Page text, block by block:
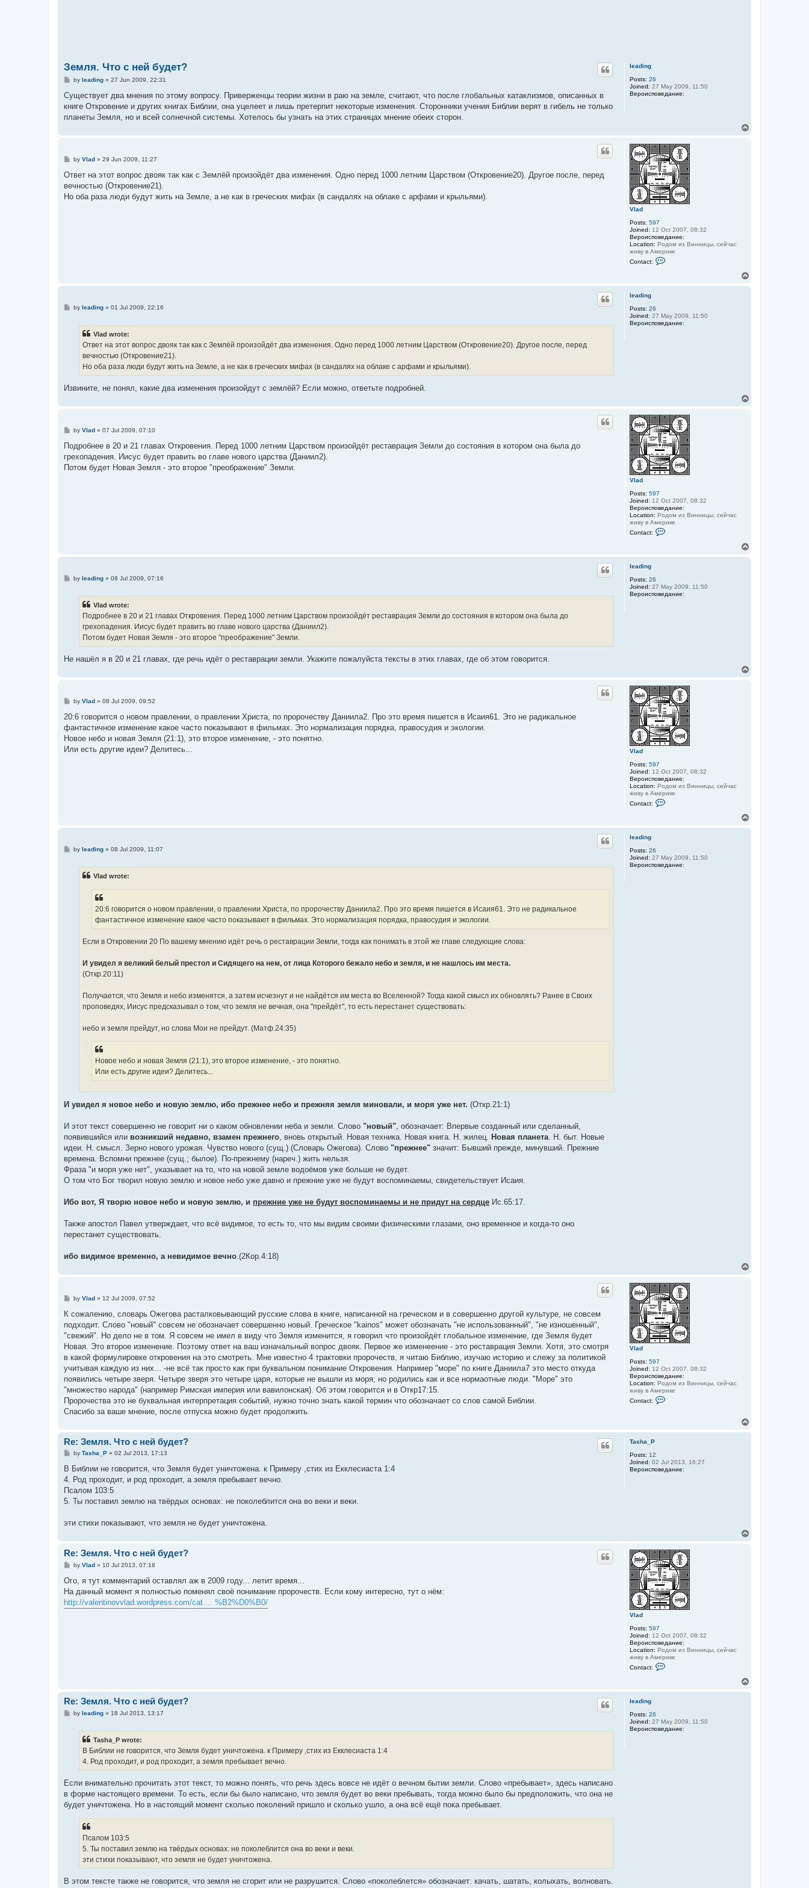
leading
Posts: 26
Joined: 27 May 2009, 11:50
Вероисповедание:
Земля. Что с ней будет?
P
s
t
by leading» 27 Jun 2009, 22:31
Существует два мнения по этому вопросу. Приверженцы теории жизни в раю на земле, считают, что после глобальных катаклизмов, описанных в
книге Откровение и других книгах Библии, она уцелеет и лишь претерпит некоторые изменения. Сторонники учения Библии верят в гибель не только
планеты Земля, но и всей солнечной системы. Хотелось бы узнать на этих страницах мнение обеих сторон.
Vlad
Posts: 597
Joined: 12 Oct 2007, 08:32
Вероисповедание:
Location: Родом из Винницы, сейчас
живу в Америке
Contact:
a
l
a
P
s
by Vlad» 29 Jun 2009, 11:27
Ответ на этот вопрос двояк так как с Землёй произойдёт два изменения. Одно перед 1000 летним Царством (Откровение20). Другое после, перед
вечностью (Откровение21).
Но оба раза люди будут жить на Земле, а не как в греческих мифах (в сандалях на облаке с арфами и крыльями).
leading
Posts: 26
Joined: 27 May 2009, 11:50
Вероисповедание:
Pby leading» 01 Jul 2009, 22:16
Vlad wrote:
Ответ на этот вопрос двояк так как с Землёй произойдёт два изменения. Одно перед 1000 летним Царством (Откровение20). Другое после, перед
вечностью (Откровение21).
Но оба раза люди будут жить на Земле, а не как в греческих мифах (в сандалях на облаке с арфами и крыльями).
Извините, не понял, какие два изменения произойдут с землёй? Если можно, ответьте подробней.
Vlad
Posts: 597
Joined: 12 Oct 2007, 08:32
Вероисповедание:
Location: Родом из Винницы, сейчас
живу в Америке
Contact:
a
l
a
P
s
by Vlad» 07 Jul 2009, 07:10
Подробнее в 20 и 21 главах Откровения. Перед 1000 летним Царством произойдёт реставрация Земли до состояния в котором она была до
грехопадения. Иисус будет править во главе нового царства (Даниил2).
Потом будет Новая Земля - это второе "преображение" Земли.
leading
Posts: 26
Joined: 27 May 2009, 11:50
Вероисповедание:
Pby leading» 08 Jul 2009, 07:16
Vlad wrote:
Подробнее в 20 и 21 главах Откровения. Перед 1000 летним Царством произойдёт реставрация Земли до состояния в котором она была до
грехопадения. Иисус будет править во главе нового царства (Даниил2).
Потом будет Новая Земля - это второе "преображение" Земли.
Не нашёл я в 20 и 21 главах, где речь идёт о реставрации земли. Укажите пожалуйста тексты в этих главах, где об этом говорится.
Vlad
Posts: 597
Joined: 12 Oct 2007, 08:32
Вероисповедание:
Location: Родом из Винницы, сейчас
живу в Америке
Contact:
a
l
a
P
s
by Vlad» 08 Jul 2009, 09:52
20:6 говорится о новом правлении, о правлении Христа, по пророчеству Даниила2. Про это время пишется в Исаия61. Это не радикальное
фантастичное изменение какое часто показывают в фильмах. Это нормализация порядка, правосудия и экологии.
Новое небо и новая Земля (21:1), это второе изменение, - это понятно.
Или есть другие идеи? Делитесь...
leading
Posts: 26
Joined: 27 May 2009, 11:50
Вероисповедание:
Pby leading» 08 Jul 2009, 11:07
Vlad wrote:
20:6 говорится о новом правлении, о правлении Христа, по пророчеству Даниила2. Про это время пишется в Исаия61. Это не радикальное
фантастичное изменение какое часто показывают в фильмах. Это нормализация порядка, правосудия и экологии.
Если в Откровении 20 По вашему мнению идёт речь о реставрации Земли, тогда как понимать в этой же главе следующие слова:
И увидел я великий белый престол и Сидящего на нем, от лица Которого бежало небо и земля, и не нашлось им места.
(Откр.20:11)
Получается, что Земля и небо изменятся, а затем исчезнут и не найдётся им места во Вселенной? Тогда какой смысл их обновлять? Ранее в Своих
проповедях, Иисус предсказывал о том, что земля не вечная, она "прейдёт", то есть перестанет существовать:
небо и земля прейдут, но слова Мои не прейдут. (Матф.24:35)
Новое небо и новая Земля (21:1), это второе изменение, - это понятно.
Или есть другие идеи? Делитесь...
И увидел я новое небо и новую землю, ибо прежнее небо и прежняя земля миновали, и моря уже нет. (Откр.21:1)
И этот текст совершенно не говорит ни о каком обновлении неба и земли. Слово "новый", обозначает: Впервые созданный или сделанный,
появившийся или возникший недавно, взамен прежнего, вновь открытый. Новая техника. Новая книга. Н. жилец. Новая планета. Н. быт. Новые
идеи. Н. смысл. Зерно нового урожая. Чувство нового (сущ.) (Словарь Ожегова). Слово "прежнее" значит: Бывший прежде, минувший. Прежние
времена. Вспомни прежнее (сущ.; былое). По-прежнему (нареч.) жить нельзя.
Фраза "и моря уже нет", указывает на то, что на новой земле водоёмов уже больше не будет.
О том что Бог творил новую землю и новое небо уже давно и прежние уже не будут воспоминаемы, свидетельствует Исаия.
Ибо вот, Я творю новое небо и новую землю, и прежние уже не будут воспоминаемы и не придут на сердце Ис.65:17.
Также апостол Павел утверждает, что всё видимое, то есть то, что мы видим своими физическими глазами, оно временное и когда-то оно
перестанет существовать.
ибо видимое временно, а невидимое вечно.(2Кор.4:18)
Vlad
Posts: 597
Joined: 12 Oct 2007, 08:32
Вероисповедание:
Location: Родом из Винницы, сейчас
живу в Америке
Contact:
c
a
d
P
s
by Vlad» 12 Jul 2009, 07:52
К сожалению, словарь Ожегова расталковывающий русские слова в книге, написанной на греческом и в совершенно другой культуре, не совсем
подходит. Слово "новый" совсем не обозначает совершенно новый. Греческое "kainos" может обозначать "не использованный", "не изношенный",
"свежий". Но дело не в том. Я совсем не имел в виду что Земля изменится, я говорил что произойдёт глобальное изменение, где Земля будет
Новая. Это второе изменение. Поэтому ответ на ваш изначальный вопрос двояк. Первое же изменеение - это реставрация Земли. Хотя, это смотря
в какой формулировке откровения на это смотреть. Мне известно 4 трактовки пророчеств, я читаю Библию, изучаю историю и слежу за политикой
учитывая каждую из них... -не всё так просто как при буквальном понимание Откровения. Например "море" по книге Даниила7 это место откуда
появились четыре зверя. Четыре зверя это четыре царя, которые не вышли из моря, но родились как и все нормаотные люди. "Море" это
"множество народа" (например Римская империя или вавилонская). Об этом говорится и в Откр17:15.
Пророчества это не буквальная интерпретация событий, нужно точно знать какой термин что обозначает со слов самой Библии.
Спасибо за ваше мнение, после отпуска можно будет продолжить.
Tasha_P
Posts: 12
Joined: 02 Jul 2013, 16:27
Вероисповедание:
Re: Земля. Что с ней будет?
P
s
by Tasha_P» 02 Jul 2013, 17:13
В Библии не говорится, что Земля будет уничтожена. к Примеру ,стих из Екклесиаста 1:4
4. Род проходит, и род проходит, а земля пребывает вечно.
Псалом 103:5
5. Ты поставил землю на твёрдых основах: не поколеблится она во веки и веки.
эти стихи показывают, что земля не будет уничтожена.
Vlad
Posts: 597
Joined: 12 Oct 2007, 08:32
Вероисповедание:
Location: Родом из Винницы, сейчас
живу в Америке
Contact:
a
l
a
Re: Земля. Что с ней будет?
P
s
by Vlad» 10 Jul 2013, 07:18
Ого, я тут комментарий оставлял аж в 2009 году... летит время...
На данный момент я полностью поменял своё понимание пророчеств. Если кому интересно, тут о нём:
http://valentinovvlad.wordpress.com/cat ... %B2%D0%B0/
leading
Posts: 26
Joined: 27 May 2009, 11:50
Вероисповедание:
Re: Земля. Что с ней будет?
Pby leading» 18 Jul 2013, 13:17
Tasha_P wrote:
В Библии не говорится, что Земля будет уничтожена. к Примеру ,стих из Екклесиаста 1:4
4. Род проходит, и род проходит, а земля пребывает вечно.
Если внимательно прочитать этот текст, то можно понять, что речь здесь вовсе не идёт о вечном бытии земли. Слово «пребывает», здесь написано
в форме настоящего времени. То есть, если бы было написано, что земля будет во веки пребывать, тогда можно было бы предположить, что она не
будет уничтожена. Но в настоящий момент сколько поколений пришло и сколько ушло, а она всё ещё пока пребывает.
Псалом 103:5
5. Ты поставил землю на твёрдых основах: не поколеблится она во веки и веки.
эти стихи показывают, что земля не будет уничтожена.
В этом тексте также не говорится, что земля не сгорит или не разрушится. Слово «поколеблется» обозначает: качать, шатать, колыхать, волновать.